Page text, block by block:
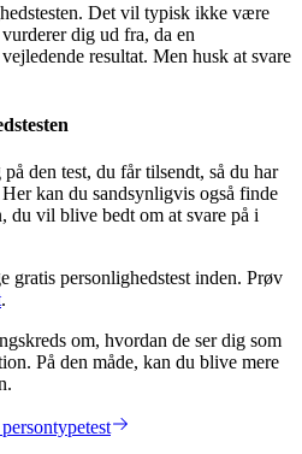
Det vil typisk ikke være
dig ud fra, da en
resultat. Men husk at svare
den test, du får tilsendt, så du har
kan du sandsynligvis også finde
du vil blive bedt om at svare på i
gratis personlighedstest inden. Prøv
.
om, hvordan de ser dig som
På den måde, kan du blive mere